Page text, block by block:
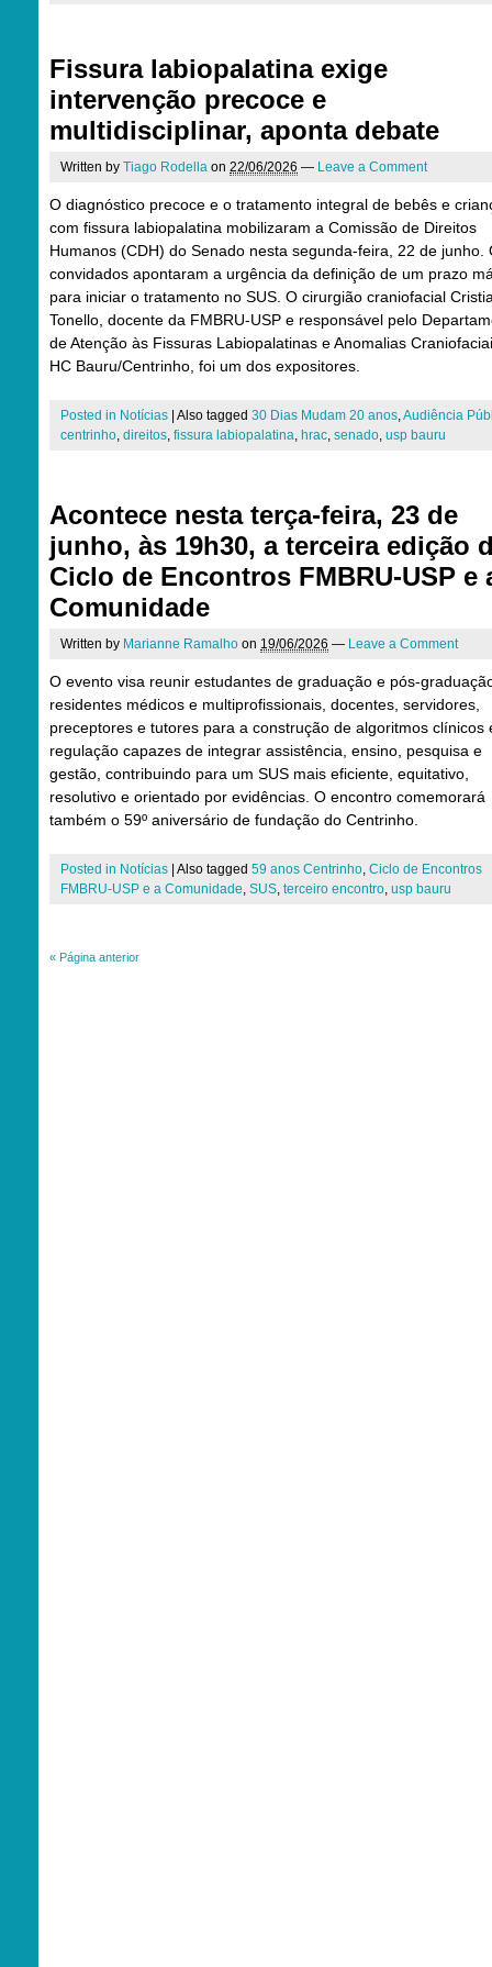
Fissura labiopalatina exige
intervenção precoce e
multidisciplinar, aponta debate
Written by Tiago Rodella on 22/06/2026 — Leave a Comment
O diagnóstico precoce e o tratamento integral de bebês e
com fissura labiopalatina mobilizaram a Comissão de Direitos
Humanos (CDH) do Senado nesta segunda-feira, 22 de junho.
convidados apontaram a urgência da definição de um prazo
para iniciar o tratamento no SUS. O cirurgião craniofacial
Tonello, docente da FMBRU-USP e responsável pelo
de Atenção às Fissuras Labiopalatinas e Anomalias
HC Bauru/Centrinho, foi um dos expositores.
Posted in Notícias Also tagged 30 Dias Mudam 20 anos,Audiência
centrinho, direitos, fissura labiopalatina, hrac, senado, usp bauru
Acontece nesta terça-feira, 23 de
junho, às 19h30, a terceira edição
Ciclo de Encontros FMBRU-USP e
Comunidade
Written by Marianne Ramalho on 19/06/2026 — Leave a Comment
O evento visa reunir estudantes de graduação e pós-
residentes médicos e multiprofissionais, docentes, servidores,
preceptores e tutores para a construção de algoritmos clínicos
regulação capazes de integrar assistência, ensino, pesquisa e
gestão, contribuindo para um SUS mais eficiente, equitativo,
resolutivo e orientado por evidências. O encontro comemorará
também o 59º aniversário de fundação do Centrinho.
Posted in Notícias Also tagged 59 anos Centrinho, Ciclo de Encontros
FMBRU-USP e a Comunidade, SUS, terceiro encontro, usp bauru
« Página anterior